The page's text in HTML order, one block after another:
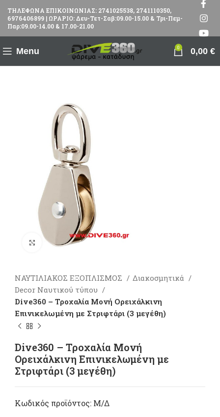
ΤΗΛΕΦΩΝΑ ΕΠΙΚΟΙΝΩΝΙΑΣ: 2741025538, 2741110350,
6976406899 | ΩΡΑΡΙΟ: Δευ-Τετ-Σαβ:09.00-15.00 & Τρι-Πεμ-
Παρ:09.00-14.00 & 17.00-21.00
Menu 0 0,00 €
Πατήστε για μεγέθυνση
ΝΑΥΤΙΛΙΑΚΟΣ ΕΞΟΠΛΙΣΜΟΣ
Διακοσμητικά
Decor Ναυτικού τύπου
Dive360 – Τροχαλία Μονή Ορειχάλκινη
Επινικελωμένη με Στριφτάρι (3 μεγέθη)
Dive360 – Τροχαλία Μονή
Ορειχάλκινη Επινικελωμένη με
Στριφτάρι (3 μεγέθη)
Κωδικός προϊόντος: Μ/Δ